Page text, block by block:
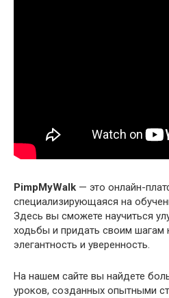
PimpMyWalk — это онлайн-
специализирующаяся на
Здесь вы сможете научиться
ходьбы и придать своим шагам
элегантность и уверенность.
На нашем сайте вы найдете
уроков, созданных опытными